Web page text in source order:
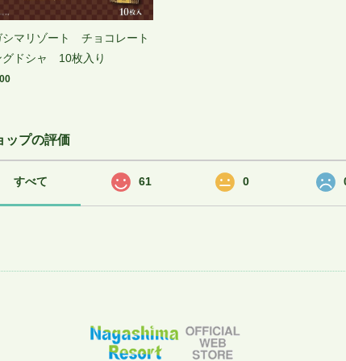
シマリゾート チョコレート
グドシャ 10枚入り
ップの評価
すべて 61 0